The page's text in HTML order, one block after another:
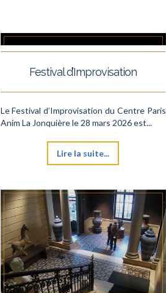
Festival d’Improvisation
Le Festival d’Improvisation du Centre Paris
Anim La Jonquière le 28 mars 2026 est...
Lire la suite...